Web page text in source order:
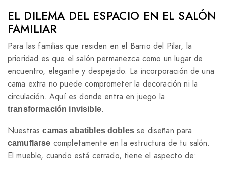
EL DILEMA DEL ESPACIO EN EL SALÓN
FAMILIAR
Para las familias que residen en el Barrio del Pilar, la
prioridad es que el salón permanezca como un lugar de
encuentro, elegante y despejado. La incorporación de una
cama extra no puede comprometer la decoración ni la
circulación. Aquí es donde entra en juego la
transformación invisible.
Nuestrascamas abatibles doblesse diseñan para
camuflarse completamente en la estructura de tu salón.
El mueble, cuando está cerrado, tiene el aspecto de: